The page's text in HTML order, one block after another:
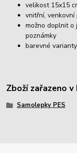
velikost 15x15
vnitřní, venkovní
možno doplnit o
poznámky
barevné varianty
Zboží zařazeno
Samolepky PES